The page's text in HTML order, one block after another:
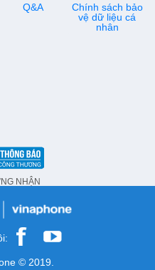
Q&A
Chính sách bảo
vệ dữ liệu cá
nhân
NHẬN
© 2019.